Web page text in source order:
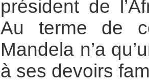
président de
Au terme de
Mandela n’a
à ses devoirs